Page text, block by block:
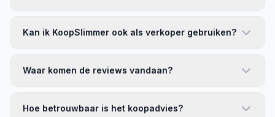
Kan ik KoopSlimmer ook als verkoper gebruiken?
Waar komen de reviews vandaan?
Hoe betrouwbaar is het koopadvies?